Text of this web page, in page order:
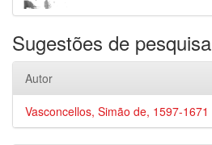
Sugestões de pesquisa
Autor
Vasconcellos, Simão de, 1597-1671